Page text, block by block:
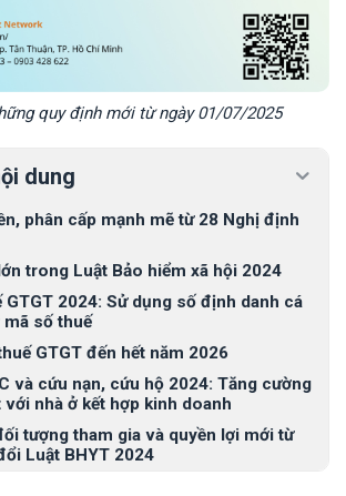
quy định mới từ ngày 01/07/2025
dung
phân cấp mạnh mẽ từ 28 Nghị định
trong Luật Bảo hiểm xã hội 2024
GTGT 2024: Sử dụng số định danh cá
mã số thuế
GTGT đến hết năm 2026
và cứu nạn, cứu hộ 2024: Tăng cường
với nhà ở kết hợp kinh doanh
tượng tham gia và quyền lợi mới từ
Luật BHYT 2024